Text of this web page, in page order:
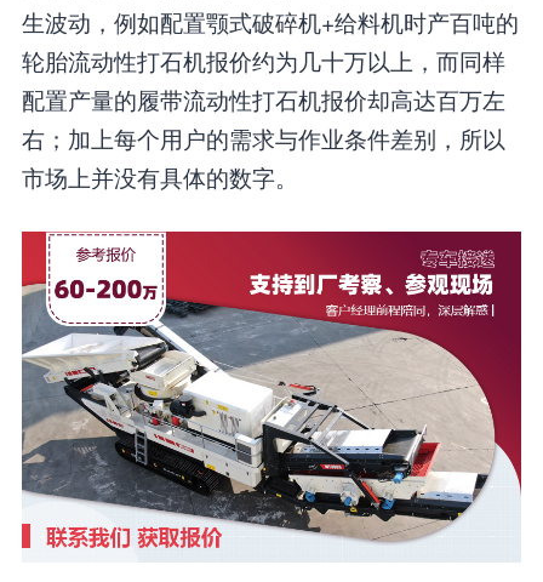
生波动，例如配置颚式破碎机+给料机时产百吨的
轮胎流动性打石机报价约为几十万以上，而同样
配置产量的履带流动性打石机报价却高达百万左
右；加上每个用户的需求与作业条件差别，所以
市场上并没有具体的数字。